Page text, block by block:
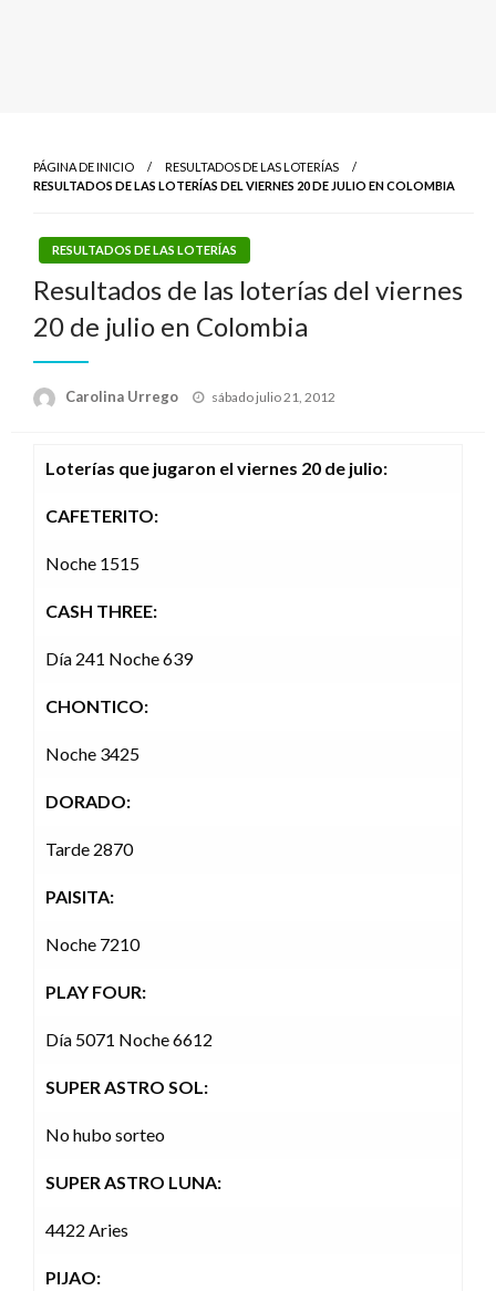
PÁGINA DE INICIO
RESULTADOS DE LAS LOTERÍAS
RESULTADOS DE LAS LOTERÍAS DEL VIERNES 20 DE JULIO EN COLOMBIA
RESULTADOS DE LAS LOTERÍAS
Resultados de las loterías del viernes
20 de julio en Colombia
Carolina Urrego
Publicado
sábado julio 21, 2012
Loterías que jugaron el viernes 20 de julio:
CAFETERITO:
Noche 1515
CASH THREE:
Día 241 Noche 639
CHONTICO:
Noche 3425
DORADO:
Tarde 2870
PAISITA:
Noche 7210
PLAY FOUR:
Día 5071 Noche 6612
SUPER ASTRO SOL:
No hubo sorteo
SUPER ASTRO LUNA:
4422 Aries
PIJAO: